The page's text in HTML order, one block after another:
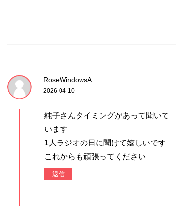
RoseWindowsA
2026-04-10
純子さんタイミングがあって聞いて
います
1人ラジオの日に聞けて嬉しいです
これからも頑張ってください
返信